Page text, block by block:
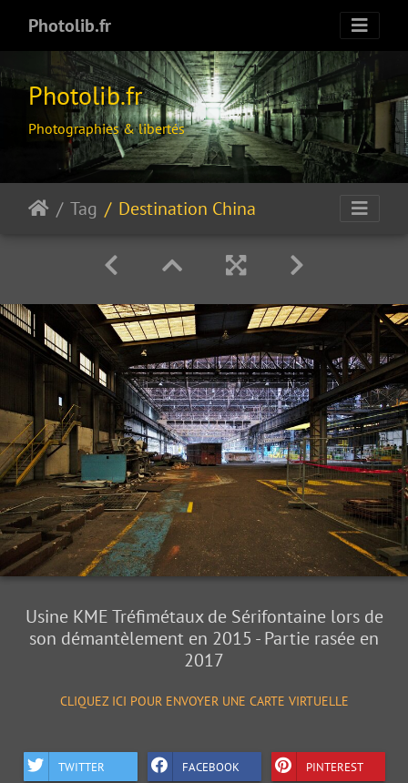
Photolib.fr
Photolib.fr
Photographies & libertés
Tag Destination China
Usine KME Tréfimétaux de Sérifontaine lors de
son démantèlement en 2015 - Partie rasée en
2017
CLIQUEZ ICI POUR ENVOYER UNE CARTE VIRTUELLE
TWITTER FACEBOOK PINTEREST